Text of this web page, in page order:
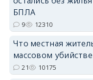
БПЛА
9 12310
Что местная
массовом
21 10175